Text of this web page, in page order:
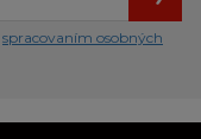
spracovaním osobných